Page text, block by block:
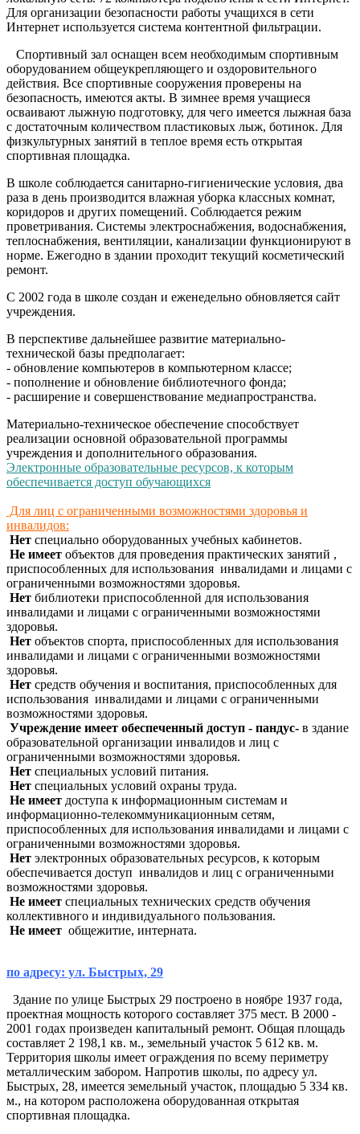
Для организации безопасности работы учащихся в сети
Интернет используется система контентной фильтрации.
Спортивный зал оснащен всем необходимым спортивным
оборудованием общеукрепляющего и оздоровительного
действия. Все спортивные сооружения проверены на
безопасность, имеются акты. В зимнее время учащиеся
осваивают лыжную подготовку, для чего имеется лыжная база
с достаточным количеством пластиковых лыж, ботинок. Для
физкультурных занятий в теплое время есть открытая
спортивная площадка.
В школе соблюдается санитарно-гигиенические условия, два
раза в день производится влажная уборка классных комнат,
коридоров и других помещений. Соблюдается режим
проветривания. Системы электроснабжения, водоснабжения,
теплоснабжения, вентиляции, канализации функционируют в
норме. Ежегодно в здании проходит текущий косметический
ремонт.
С 2002 года в школе создан и еженедельно обновляется сайт
учреждения.
В перспективе дальнейшее развитие материально-
технической базы предполагает:
- обновление компьютеров в компьютерном классе;
- пополнение и обновление библиотечного фонда;
- расширение и совершенствование медиапространства.
Материально-техническое обеспечение способствует
реализации основной образовательной программы
учреждения и дополнительного образования.
Электронные образовательные ресурсов, к которым
обеспечивается доступ обучающихся
Для лиц с ограниченными возможностями здоровья и
инвалидов:
Нет специально оборудованных учебных кабинетов.
Не имеет объектов для проведения практических занятий ,
приспособленных для использования инвалидами и лицами с
ограниченными возможностями здоровья.
Нет библиотеки приспособленной для использования
инвалидами и лицами с ограниченными возможностями
здоровья.
Нет объектов спорта, приспособленных для использования
инвалидами и лицами с ограниченными возможностями
здоровья.
Нет средств обучения и воспитания, приспособленных для
использования инвалидами и лицами с ограниченными
возможностями здоровья.
Учреждение имеет обеспеченный доступ - пандус- в здание
образовательной организации инвалидов и лиц с
ограниченными возможностями здоровья.
Нет специальных условий питания.
Нет специальных условий охраны труда.
Не имеет доступа к информационным системам и
информационно-телекоммуникационным сетям,
приспособленных для использования инвалидами и лицами с
ограниченными возможностями здоровья.
Нет электронных образовательных ресурсов, к которым
обеспечивается доступ инвалидов и лиц с ограниченными
возможностями здоровья.
Не имеет специальных технических средств обучения
коллективного и индивидуального пользования.
Не имеет общежитие, интерната.
по адресу: ул. Быстрых, 29
Здание по улице Быстрых 29 построено в ноябре 1937 года,
проектная мощность которого составляет 375 мест. В 2000 -
2001 годах произведен капитальный ремонт. Общая площадь
составляет 2 198,1 кв. м., земельный участок 5 612 кв. м.
Территория школы имеет ограждения по всему периметру
металлическим забором. Напротив школы, по адресу ул.
Быстрых, 28, имеется земельный участок, площадью 5 334 кв.
м., на котором расположена оборудованная открытая
спортивная площадка.